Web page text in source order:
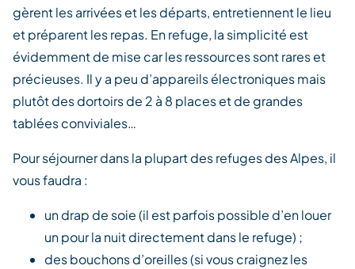
gèrent les arrivées et les départs, entretiennent le lieu
et préparent les repas. En refuge, la simplicité est
évidemment de mise car les ressources sont rares et
précieuses. Il y a peu d’appareils électroniques mais
plutôt des dortoirs de 2 à 8 places et de grandes
tablées conviviales…
Pour séjourner dans la plupart des refuges des Alpes, il
vous faudra :
un drap de soie (il est parfois possible d’en louer
un pour la nuit directement dans le refuge) ;
des bouchons d’oreilles (si vous craignez les